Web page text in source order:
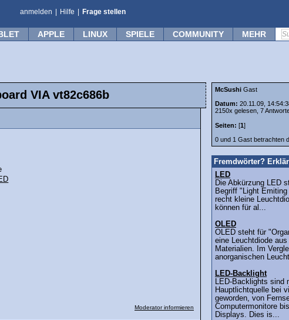
anmelden Hilfe Frage stellen
APPLE LINUX SPIELE COMMUNITY MEHR
VIA vt82c686b
Moderator informieren
McSushi Gast
Datum: 20.11.09,
2150x gelesen, 7
Seiten: [1]
0 und 1 Gast betrachten
Fremdwörter?
LED
Die Abkürzung LED
Begriff "Light
recht kleine
können für al...
OLED
OLED steht für
eine Leuchtdiode
Materialien. Im
anorganischen
LED-Backlight
LED-Backlights sind
Hauptlichtquelle bei
geworden, von
Computermonitore
Displays. Dies is...